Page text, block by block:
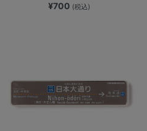
¥700 (税込)